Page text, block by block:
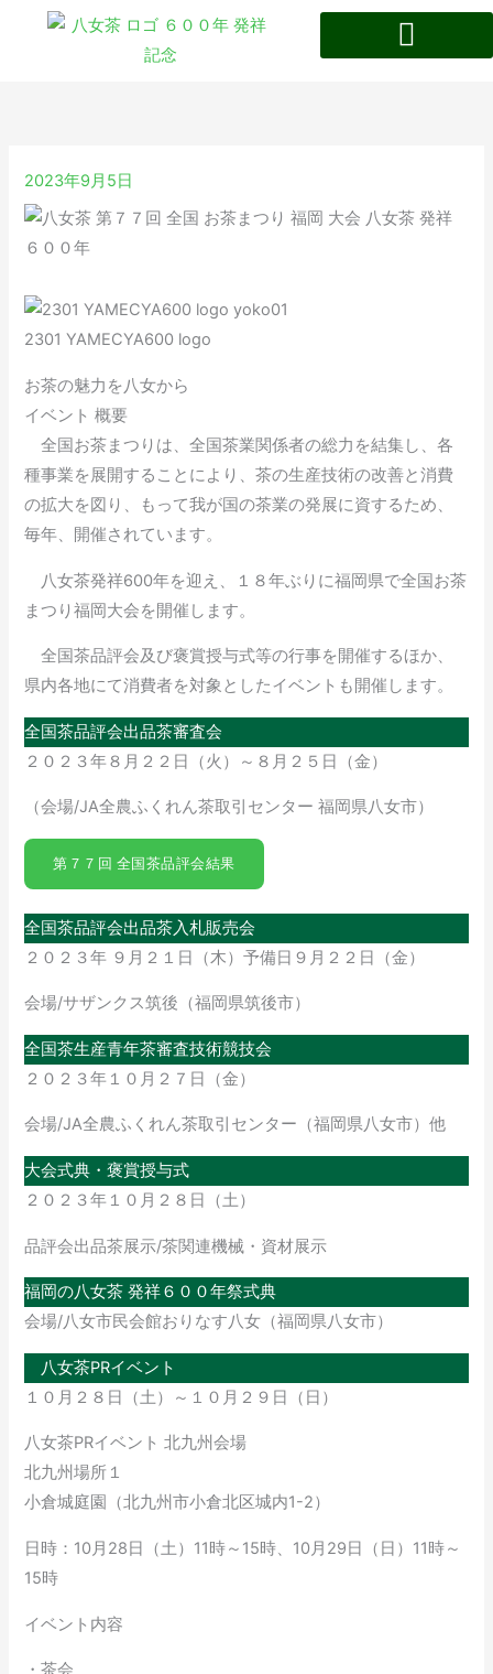
2023年9月5日
2301 YAMECYA600 logo
お茶の魅力を八女から
イベント 概要
全国お茶まつりは、全国茶業関係者の総力を結集し、各
種事業を展開することにより、茶の生産技術の改善と消費
の拡大を図り、もって我が国の茶業の発展に資するため、
毎年、開催されています。
八女茶発祥600年を迎え、１８年ぶりに福岡県で全国お茶
まつり福岡大会を開催します。
全国茶品評会及び褒賞授与式等の行事を開催するほか、
県内各地にて消費者を対象としたイベントも開催します。
全国茶品評会出品茶審査会
２０２３年８月２２日（火）～８月２５日（金）
（会場/JA全農ふくれん茶取引センター 福岡県八女市）
第７７回 全国茶品評会結果
全国茶品評会出品茶入札販売会
２０２３年 ９月２１日（木）予備日９月２２日（金）
会場/サザンクス筑後（福岡県筑後市）
全国茶生産青年茶審査技術競技会
２０２３年１０月２７日（金）
会場/JA全農ふくれん茶取引センター（福岡県八女市）他
大会式典・褒賞授与式
２０２３年１０月２８日（土）
品評会出品茶展示/茶関連機械・資材展示
福岡の八女茶 発祥６００年祭式典
会場/八女市民会館おりなす八女（福岡県八女市）
八女茶PRイベント
１０月２８日（土）～１０月２９日（日）
八女茶PRイベント 北九州会場
北九州場所１
小倉城庭園（北九州市小倉北区城内1-2）
日時：10月28日（土）11時～15時、10月29日（日）11時～
15時
イベント内容
・茶会